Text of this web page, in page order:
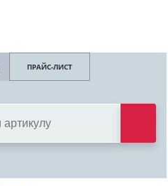
ПРАЙС-ЛИСТ